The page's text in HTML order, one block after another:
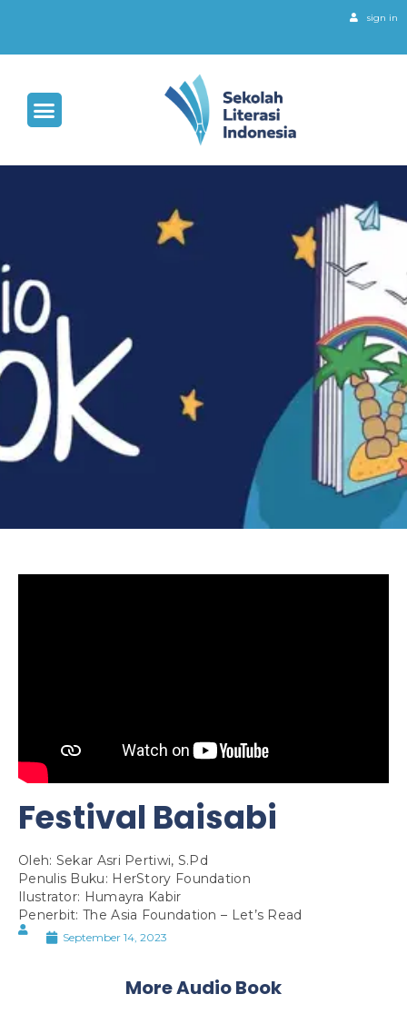
sign in
Festival Baisabi
Oleh: Sekar Asri Pertiwi, S.Pd
Penulis Buku: HerStory Foundation
Ilustrator: Humayra Kabir
Penerbit: The Asia Foundation – Let’s Read
September 14, 2023
More Audio Book